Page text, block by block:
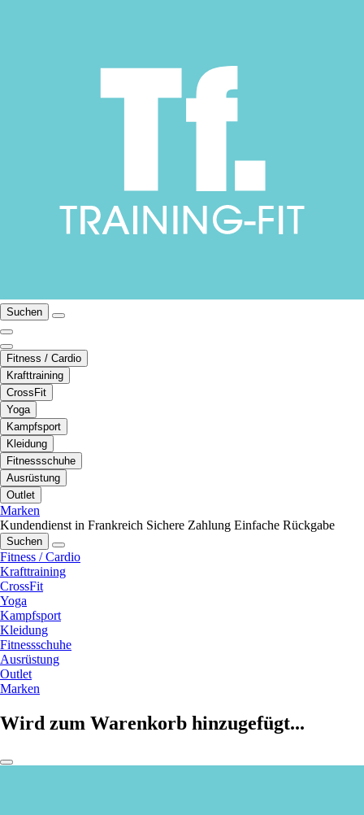
Suchen
Fitness / Cardio
Krafttraining
CrossFit
Yoga
Kampfsport
Kleidung
Fitnessschuhe
Ausrüstung
Outlet
Marken
Kundendienst in Frankreich Sichere Zahlung Einfache Rückgabe
Suchen
Fitness / Cardio
Krafttraining
CrossFit
Yoga
Kampfsport
Kleidung
Fitnessschuhe
Ausrüstung
Outlet
Marken
Wird zum Warenkorb hinzugefügt...